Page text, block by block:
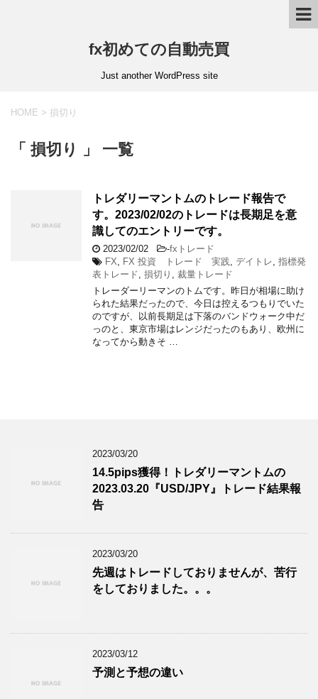
fx初めての自動売買
Just another WordPress site
HOME > 損切り
「 損切り 」 一覧
トレダリーマントムのトレード報告で
す。2023/02/02のトレードは長期足を意
識してのエントリーです。
2023/02/02 -fxトレード
FX
FX 投資 トレード 実践 デイトレ 指標発
表トレード 損切り
裁量トレード
トレーダーリーマンのトムです。昨日が相場に助け
られた結果だったので、今日は控えるつもりでいた
のですが、以前長期足は下落のバンドウォーク中だ
っのと、東京市場はレンジだったのもあり、欧州に
なってから動きそ …
2023/03/20
14.5pips獲得！トレダリーマントムの
2023.03.20『USD/JPY』トレード結果報
告
2023/03/20
先週はトレードしておりませんが、苦行
をしておりました。。。
2023/03/12
予測と予想の違い